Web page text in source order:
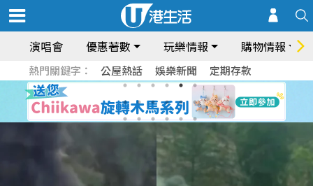
演唱會 優惠著數 玩樂情報 購物情報
熱門關鍵字： 公屋熱話 娛樂新聞 定期存款